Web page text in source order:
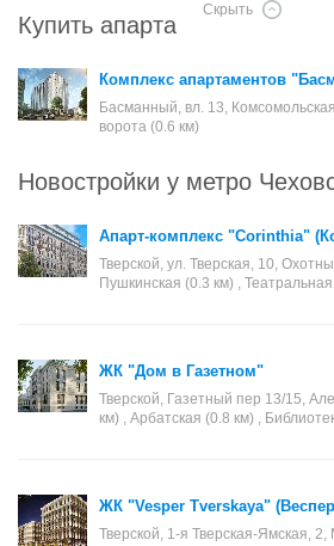
Скрыть
Купить апартаменты в
Комплекс апартаментов
Басманный, вл. 13,
ворота (0.6 км)
Новостройки у метро
Апарт-комплекс "Corinthia"
Тверской, ул. Тверская, 10,
Пушкинская (0.3 км) ,
ЖК "Дом в Газетном"
Тверской, Газетный пер 13/15,
км) , Арбатская (0.8 км) ,
ЖК "Vesper Tverskaya"
Тверской, 1-я Тверская-Ямская, 2,